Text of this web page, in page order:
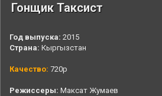
Гонщик Таксист
Год выпуска: 2015
Страна: Кыргызстан
Качество: 720p
Режиссеры: Максат Жумаев